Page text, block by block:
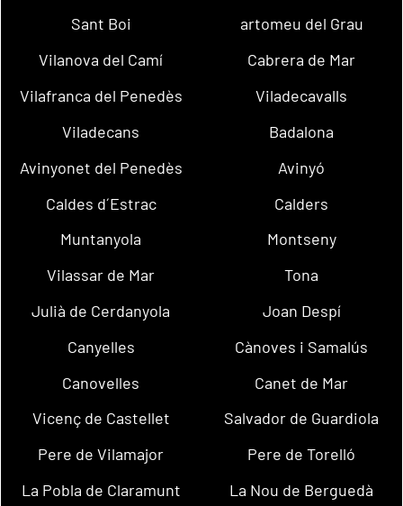
Sant Boi
artomeu del Grau
Vilanova del Camí
Cabrera de Mar
Vilafranca del Penedès
Viladecavalls
Viladecans
Badalona
Avinyonet del Penedès
Avinyó
Caldes d´Estrac
Calders
Muntanyola
Montseny
Vilassar de Mar
Tona
Julià de Cerdanyola
Joan Despí
Canyelles
Cànoves i Samalús
Canovelles
Canet de Mar
Vicenç de Castellet
Salvador de Guardiola
Pere de Vilamajor
Pere de Torelló
La Pobla de Claramunt
La Nou de Berguedà